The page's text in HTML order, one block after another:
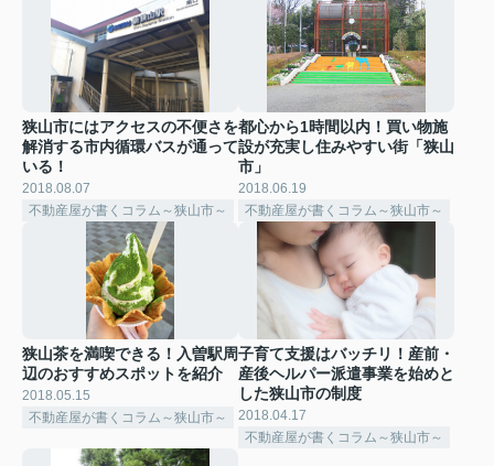
狭山市にはアクセスの不便さを
解消する市内循環バスが通って
いる！
2018.08.07
不動産屋が書くコラム～狭山市～
都心から1時間以内！買い物施
設が充実し住みやすい街「狭山
市」
2018.06.19
不動産屋が書くコラム～狭山市～
狭山茶を満喫できる！入曽駅周
辺のおすすめスポットを紹介
2018.05.15
不動産屋が書くコラム～狭山市～
子育て支援はバッチリ！産前・
産後ヘルパー派遣事業を始めと
した狭山市の制度
2018.04.17
不動産屋が書くコラム～狭山市～